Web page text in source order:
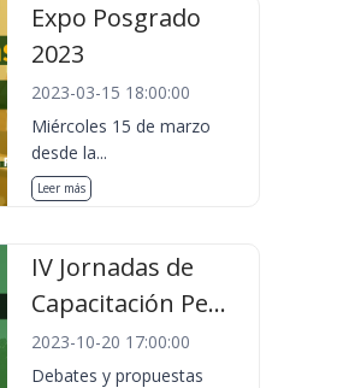
Expo Posgrado
2023
2023-03-15 18:00:00
Miércoles 15 de marzo
desde la...
Leer más
IV Jornadas de
Capacitación Pe...
2023-10-20 17:00:00
Debates y propuestas